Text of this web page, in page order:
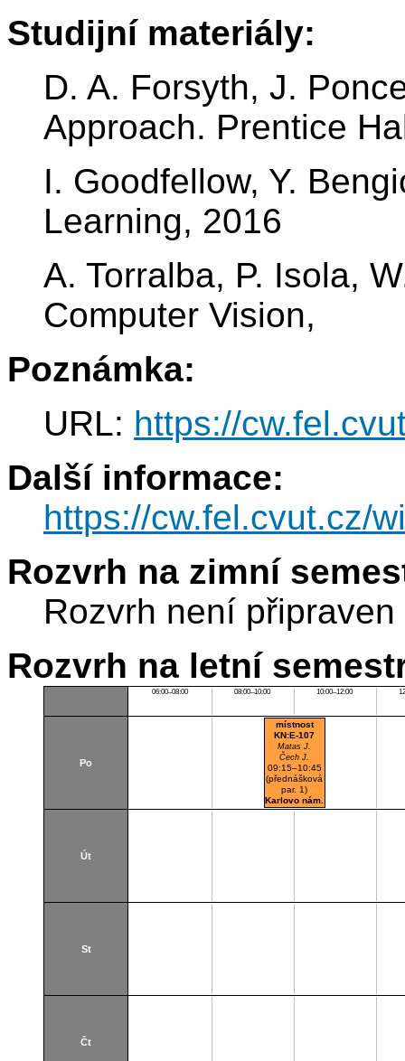
Studijní materiály:
D. A. Forsyth, J.
Approach. Prentice
I. Goodfellow, Y.
Learning, 2016
A. Torralba, P. Isola,
Computer Vision,
Poznámka:
URL: https://
Další informace:
https://cw.fel.cvut.cz/
Rozvrh na zimní
Rozvrh není připraven
Rozvrh na letní
06:00–08:00 08:00–10:00 10:00–12:00
Po
místnost
KN:E-107
Matas J.
Čech J.
09:15–10:45
(přednášková
par. 1)
Karlovo nám.
Zengerova
Út
St
Čt